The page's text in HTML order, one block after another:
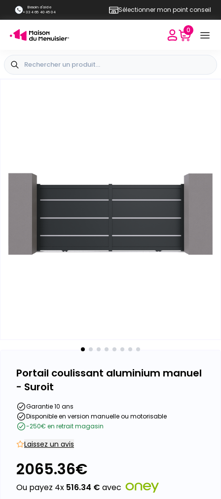
Besoin d'aide
+33 4 65 40 45 04
Sélectionner mon point conseil
0
Portail coulissant aluminium manuel
- Suroit
Garantie 10 ans
Disponible en version manuelle ou motorisable
-250€ en retrait magasin
Laissez un avis
2065.36€
Ou payez 4x 516.34 € avec